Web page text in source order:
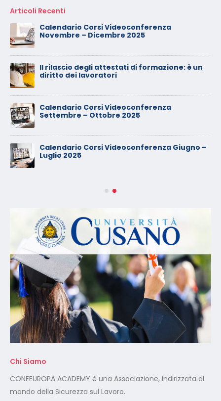
Articoli Recenti
Calendario Corsi Videoconferenza
Novembre – Dicembre 2025
Il rilascio degli attestati di formazione: è un
diritto dei lavoratori
Calendario Corsi Videoconferenza
Settembre – Ottobre 2025
Calendario Corsi Videoconferenza Giugno –
Luglio 2025
Chi Siamo
CONFEUROPA ACADEMY è una Associazione, indirizzata al
mondo della Sicurezza sul Lavoro.